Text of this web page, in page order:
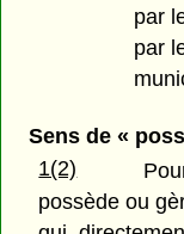
par
par
Sens de «
1(2)
possède ou